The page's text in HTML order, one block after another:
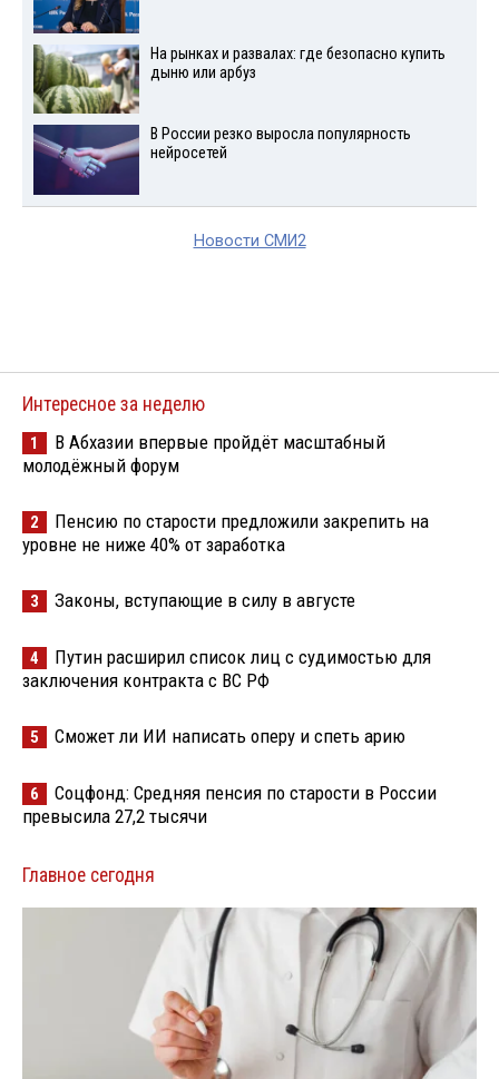
На рынках и развалах: где безопасно купить
дыню или арбуз
В России резко выросла популярность
нейросетей
Новости СМИ2
Интересное за неделю
1
В Абхазии впервые пройдёт масштабный
молодёжный форум
2
Пенсию по старости предложили закрепить на
уровне не ниже 40% от заработка
3 Законы, вступающие в силу в августе
4
Путин расширил список лиц с судимостью для
заключения контракта с ВС РФ
5 Сможет ли ИИ написать оперу и спеть арию
6
Соцфонд: Средняя пенсия по старости в России
превысила 27,2 тысячи
Главное сегодня